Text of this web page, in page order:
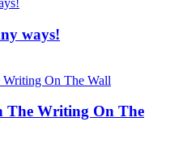
ways!
Writing On The